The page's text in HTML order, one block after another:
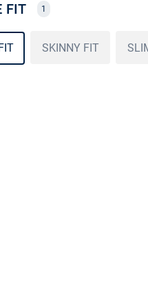
FIT 1
SKINNY FIT